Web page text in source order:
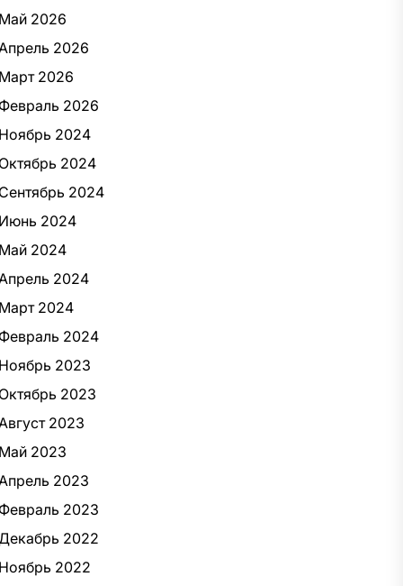
Май 2026
2026
Март 2026
Февраль 2026
Ноябрь 2024
Октябрь 2024
Сентябрь 2024
Июнь 2024
Май 2024
2024
Март 2024
Февраль 2024
Ноябрь 2023
Октябрь 2023
2023
Май 2023
2023
Февраль 2023
2022
Ноябрь 2022